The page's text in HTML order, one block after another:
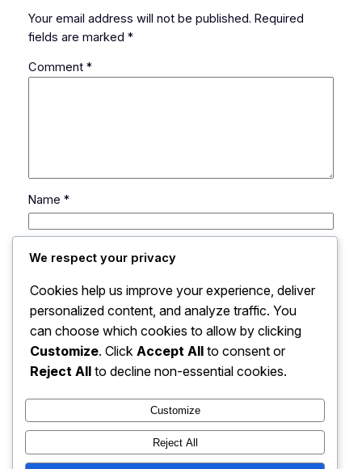
Your email address will not be published. Required
fields are marked *
Comment *
Name *
Email
Website
Save my name, email, and website in this browser
for the next time I comment.
We respect your privacy
Cookies help us improve your experience, deliver
personalized content, and analyze traffic. You
can choose which cookies to allow by clicking
Customize. Click Accept All to consent or
Reject All to decline non-essential cookies.
Customize
Reject All